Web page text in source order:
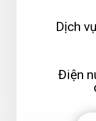
Dịch
Điện